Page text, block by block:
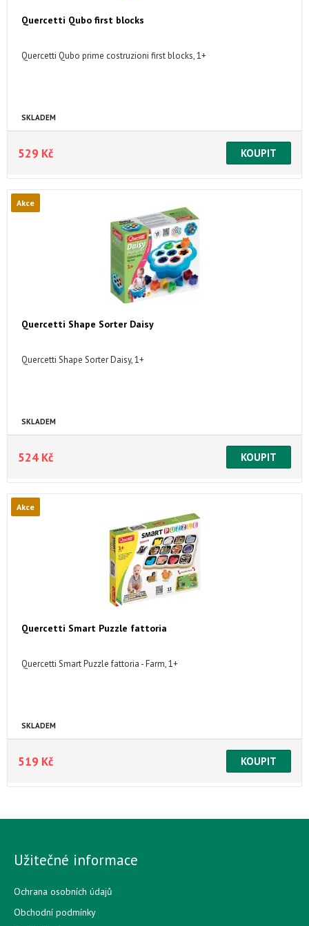
Quercetti Qubo first blocks
Quercetti Qubo prime costruzioni first blocks, 1+
SKLADEM
529 Kč
Akce
Quercetti Shape Sorter Daisy
Quercetti Shape Sorter Daisy, 1+
SKLADEM
524 Kč
Akce
Quercetti Smart Puzzle fattoria
Quercetti Smart Puzzle fattoria - Farm, 1+
SKLADEM
519 Kč
Užitečné informace
Ochrana osobních údajů
Obchodní podmínky